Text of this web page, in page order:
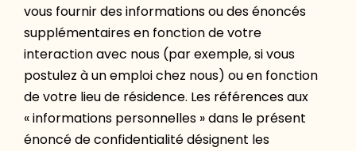
vous fournir des informations ou des énoncés
supplémentaires en fonction de votre
interaction avec nous (par exemple, si vous
postulez à un emploi chez nous) ou en fonction
de votre lieu de résidence. Les références aux
« informations personnelles » dans le présent
énoncé de confidentialité désignent les